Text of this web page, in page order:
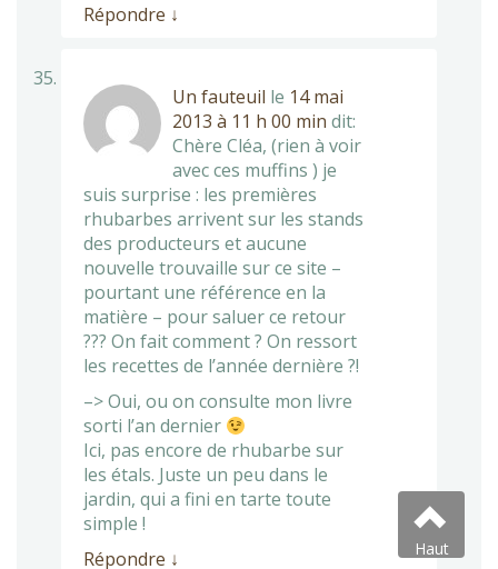
Répondre ↓
Un fauteuil le 14 mai
2013 à 11 h 00 min dit:
Chère Cléa, (rien à voir
avec ces muffins ) je
suis surprise : les premières
rhubarbes arrivent sur les stands
des producteurs et aucune
nouvelle trouvaille sur ce site –
pourtant une référence en la
matière – pour saluer ce retour
??? On fait comment ? On ressort
les recettes de l’année dernière ?!
–> Oui, ou on consulte mon livre
sorti l’an dernier
Ici, pas encore de rhubarbe sur
les étals. Juste un peu dans le
jardin, qui a fini en tarte toute
simple !
Répondre ↓ Haut